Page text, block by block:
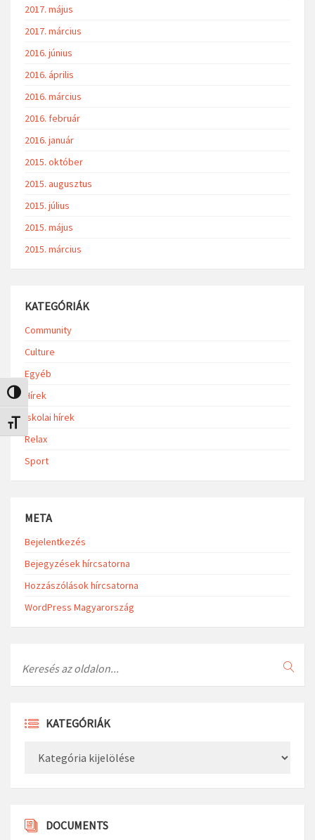
Nagy kontraszt váltása
Betűméret váltása
2017. május
2017. március
2016. június
2016. április
2016. március
2016. február
2016. január
2015. október
2015. augusztus
2015. július
2015. május
2015. március
KATEGÓRIÁK
Community
Culture
Egyéb
Hírek
Iskolai hírek
Relax
Sport
META
Bejelentkezés
Bejegyzések hírcsatorna
Hozzászólások hírcsatorna
WordPress Magyarország
KATEGÓRIÁK
DOCUMENTS